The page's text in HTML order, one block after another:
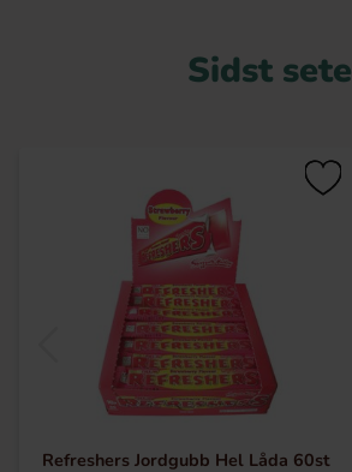
Sidst sete
Refreshers Jordgubb Hel Låda 60st